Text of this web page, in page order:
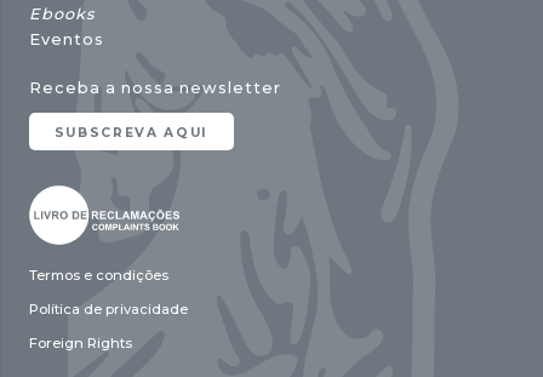
Ebooks
Eventos
Receba a nossa newsletter
SUBSCREVA AQUI
Termos e condições
Política de privacidade
Foreign Rights